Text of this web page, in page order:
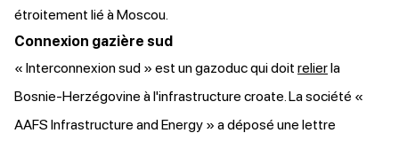
étroitement lié à Moscou.
Connexion gazière sud
« Interconnexion sud » est un gazoduc qui doit relierla
Bosnie-Herzégovine à l'infrastructure croate. La société «
AAFS Infrastructure and Energy » a déposé une lettre